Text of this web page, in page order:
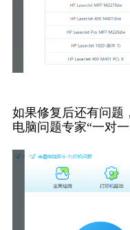
如果修复后还有问题
电脑问题专家“一对